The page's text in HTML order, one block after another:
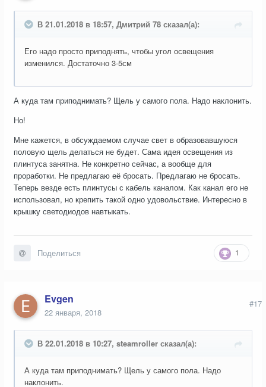
В 21.01.2018 в 18:57, Дмитрий 78 сказал(а):
Его надо просто приподнять, чтобы угол освещения
изменился. Достаточно 3-5см
А куда там приподнимать? Щель у самого пола. Надо наклонить.
Но!
Мне кажется, в обсуждаемом случае свет в образовавшуюся
половую щель делаться не будет. Сама идея освещения из
плинтуса занятна. Не конкретно сейчас, а вообще для
проработки. Не предлагаю её бросать. Предлагаю не бросать.
Теперь везде есть плинтусы с кабель каналом. Как канал его не
использовал, но крепить такой одно удовольствие. Интересно в
крышку светодиодов навтыкать.
1
Поделиться
Evgen
22 января, 2018
#17
В 22.01.2018 в 10:27, steamroller сказал(а):
А куда там приподнимать? Щель у самого пола. Надо
наклонить.